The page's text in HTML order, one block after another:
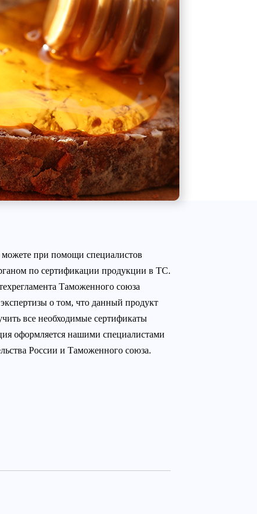
при помощи специалистов
по сертификации продукции в ТС.
Таможенного союза
о том, что данный продукт
все необходимые сертификаты
оформляется нашими специалистами
России и Таможенного союза.